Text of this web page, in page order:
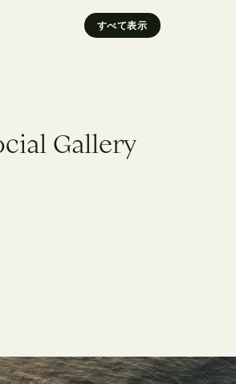
すべて表示
cial Gallery